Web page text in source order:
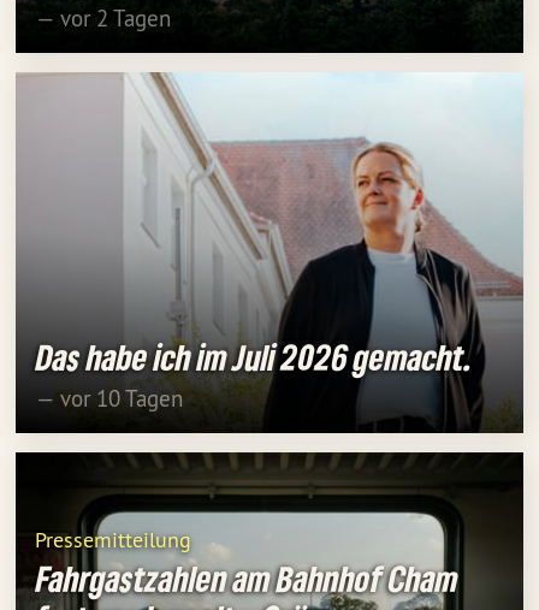
— vor 2 Tagen
Das habe ich im Juli 2026 gemacht.
— vor 10 Tagen
Pressemitteilung
Fahrgastzahlen am Bahnhof Cham